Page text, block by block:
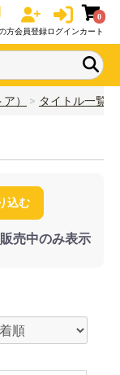
方会員登録ログイン
0
カート
） タイトル一覧
込む
販売中のみ表示